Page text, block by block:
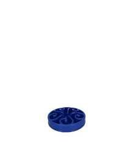
Over Ons